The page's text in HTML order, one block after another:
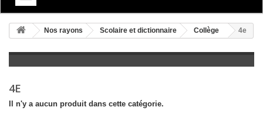
+
ARTS ET SOCIÉTÉ
+
+
BANDES DESSINÉES
Nos rayons Scolaire et dictionnaire Collège 4e
4E
Il n'y a aucun produit dans cette catégorie.